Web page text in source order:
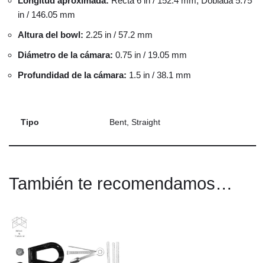
in / 146.05 mm
Altura del bowl: 2.25 in / 57.2 mm
Diámetro de la cámara: 0.75 in / 19.05 mm
Profundidad de la cámara: 1.5 in / 38.1 mm
Tipo Bent, Straight
También te recomendamos…